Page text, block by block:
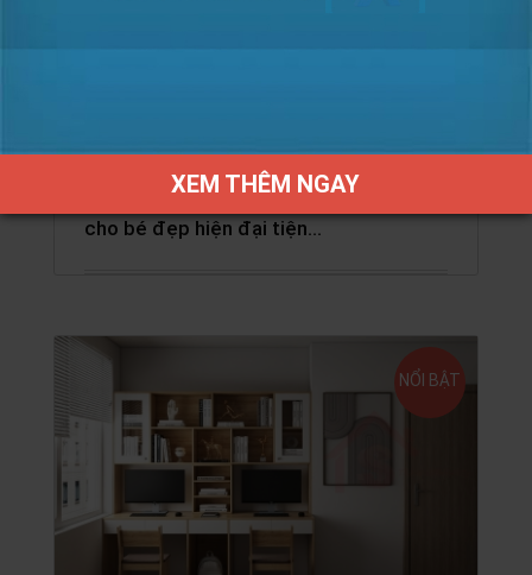
Giá liên hệ HOTLINE
S HOME Combo mẫu nội thất phòng ngủ
cho bé đẹp hiện đại tiện…
NỔI BẬT
XEM THÊM NGAY